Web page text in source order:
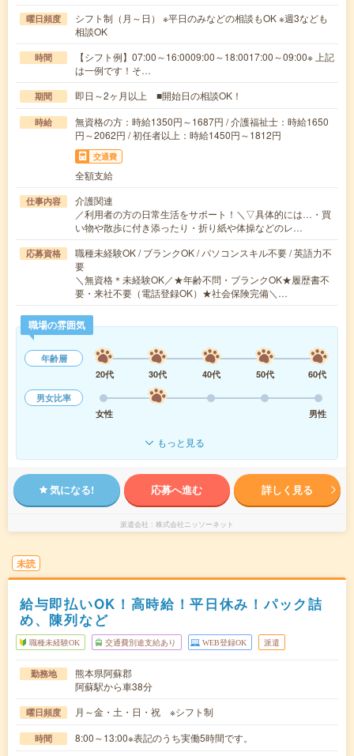
曜日頻度
シフト制（月～日） ※平日のみなどの相談もOK ※週3なども
相談OK
時間
【シフト例】07:00～16:0009:00～18:0017:00～09:00※ 上記
は一例です！そ…
期間 即日～2ヶ月以上 ■開始日の相談OK！
時給
無資格の方：時給1350円～1687円 / 介護福祉士：時給1650
円～2062円 / 初任者以上：時給1450円～1812円
交通費
全額支給
仕事内容
介護関連
／利用者の方の日常生活をサポート！＼▽具体的には…・買
い物や散歩に付き添ったり・折り紙や体操などのレ…
応募資格
職種未経験OK / ブランクOK / パソコンスキル不要 / 英語力不
要
＼無資格＊未経験OK／★年齢不問・ブランクOK★履歴書不
要・来社不要（電話登録OK）★社会保険完備＼…
職場の雰囲気
年齢層
20代
30代 40代 50代
60代
男女比率
女性
男性
もっと見る
気になる! 応募へ進む 詳しく見る
派遣会社 株式会社ニッソーネット
未読
給与即払いOK！高時給！平日休み！パック詰
め、陳列など
職種未経験OK 交通費別途支給あり WEB登録OK 派遣
勤務地
熊本県阿蘇郡
阿蘇駅から車38分
曜日頻度 月～金・土・日・祝 ※シフト制
時間 8:00～13:00※表記のうち実働5時間です。